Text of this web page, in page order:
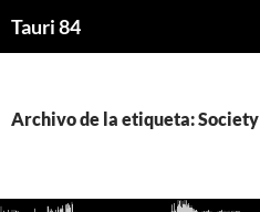
Tauri 84
Archivo de la etiqueta: Society